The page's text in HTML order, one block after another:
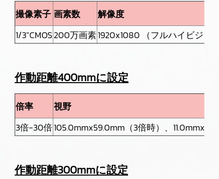
撮像素子 画素数
解像度
1/3"CMOS200万画素1920x1080 （フルハイビジョ
作動距離400mmに設定
倍率
視野
3倍-30倍105.0mmx59.0mm（3倍時）、
作動距離300mmに設定